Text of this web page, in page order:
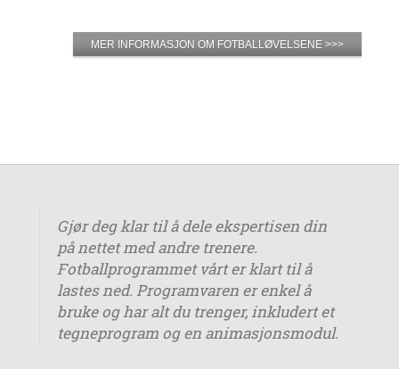
MER INFORMASJON OM FOTBALLØVELSENE >>>
Gjør deg klar til å dele ekspertisen din
på nettet med andre trenere.
Fotballprogrammet vårt er klart til å
lastes ned. Programvaren er enkel å
bruke og har alt du trenger, inkludert et
tegneprogram og en animasjonsmodul.